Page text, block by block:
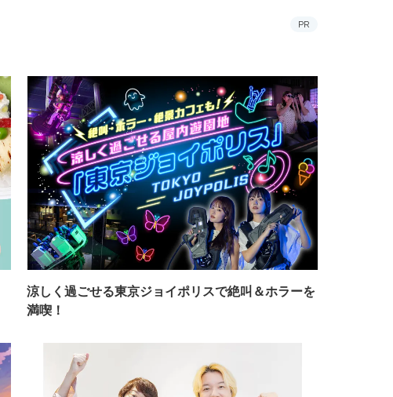
PR
涼しく過ごせる東京ジョイポリスで絶叫＆ホラーを
満喫！